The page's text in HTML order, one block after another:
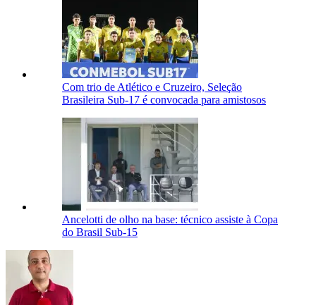
Com trio de Atlético e Cruzeiro, Seleção
Brasileira Sub-17 é convocada para amistosos
Ancelotti de olho na base: técnico assiste à Copa
do Brasil Sub-15